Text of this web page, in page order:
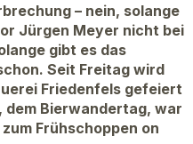
– nein, solange
Jürgen Meyer nicht bei
gibt es das
Seit Freitag wird
Friedenfels gefeiert
dem Bierwandertag, war
Frühschoppen on